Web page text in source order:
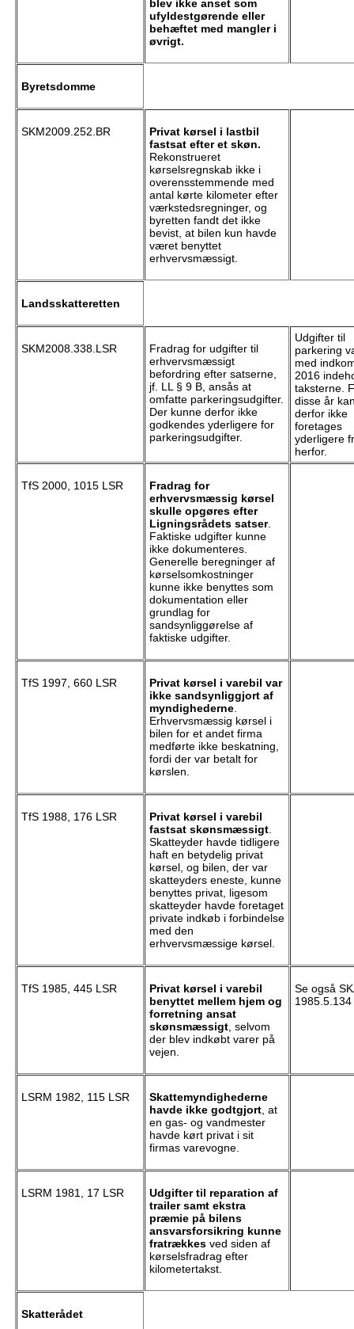
blev ikke anset som
ufyldestgørende eller
behæftet med mangler i
øvrigt.
Byretsdomme
SKM2009.252.BR
Privat kørsel i lastbil
fastsat efter et skøn.
Rekonstrueret
kørselsregnskab ikke i
overensstemmende med
antal kørte kilometer efter
værkstedsregninger, og
byretten fandt det ikke
bevist, at bilen kun havde
været benyttet
erhvervsmæssigt.
Landsskatteretten
SKM2008.338.LSR
Fradrag for udgifter til
erhvervsmæssigt
befordring efter satserne,
jf. LL § 9 B, ansås at
omfatte parkeringsudgifter.
Der kunne derfor ikke
godkendes yderligere for
parkeringsudgifter.
Udgifter til
parkering
med
2016
taksterne.
disse år
derfor ikke
foretages
yderligere
herfor.
TfS 2000, 1015 LSR
Fradrag for
erhvervsmæssig kørsel
skulle opgøres efter
Ligningsrådets satser.
Faktiske udgifter kunne
ikke dokumenteres.
Generelle beregninger af
kørselsomkostninger
kunne ikke benyttes som
dokumentation eller
grundlag for
sandsynliggørelse af
faktiske udgifter.
TfS 1997, 660 LSR
Privat kørsel i varebil var
ikke sandsynliggjort af
myndighederne.
Erhvervsmæssig kørsel i
bilen for et andet firma
medførte ikke beskatning,
fordi der var betalt for
kørslen.
TfS 1988, 176 LSR
Privat kørsel i varebil
fastsat skønsmæssigt.
Skatteyder havde tidligere
haft en betydelig privat
kørsel, og bilen, der var
skatteyders eneste, kunne
benyttes privat, ligesom
skatteyder havde foretaget
private indkøb i forbindelse
med den
erhvervsmæssige kørsel.
TfS 1985, 445 LSR
Privat kørsel i varebil
benyttet mellem hjem og
forretning ansat
skønsmæssigt, selvom
der blev indkøbt varer på
vejen.
Se også
1985.5.134
LSRM 1982, 115 LSR
Skattemyndighederne
havde ikke godtgjort, at
en gas- og vandmester
havde kørt privat i sit
firmas varevogne.
LSRM 1981, 17 LSR
Udgifter til reparation af
trailer samt ekstra
præmie på bilens
ansvarsforsikring kunne
fratrækkesved siden af
kørselsfradrag efter
kilometertakst.
Skatterådet